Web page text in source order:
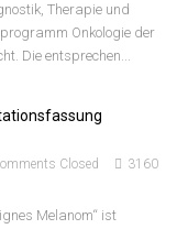
Therapie und
Onkologie der
Die entsprechen...
Closed
3160
Melanom“ ist